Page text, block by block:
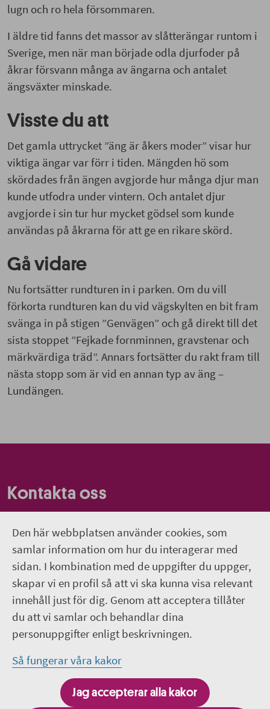
Den här webbplatsen använder cookies, som
samlar information om hur du interagerar med
sidan. I kombination med de uppgifter du uppger,
skapar vi en profil så att vi ska kunna visa relevant
innehåll just för dig. Genom att acceptera tillåter
du att vi samlar och behandlar dina
personuppgifter enligt beskrivningen.
Så fungerar våra kakor
Jag accepterar alla kakor
Visste du att
Det gamla uttrycket”äng är åkers moder” visar
hur viktiga ängar var förr i tiden.Mängden hö som
skördadesfrån ängenavgjorde hur många djur
man kundeutfodra under vintern. Och antalet djur
avgjorde
i sin tur hur mycket gödsel som kunde
användas på åkrarna
Gå vidare
Nu fortsätter rundturen in i parken .Om du vill
förkorta rundturen kan duvid vägskylten en bit
fram svänga in på stigen”Genvägen”och gå direkt
tilldet sista stoppet ”Fejkade fornminnen,
gravstenar och märkvärdiga träd”
fortsätter du rakt fram till nästa stopp
en annan typ av äng – Lundängen.
lugn och ro hela försommaren.
I äldre tid fanns det massor av slåtterängar runtom i
Sverige, men när man började odla djurfoder på
åkrar försvann många av ängarna och antalet
ängsväxter minskade.
Visste du att
Det gamla uttrycket ”äng är åkers moder” visar hur
viktiga ängar var förr i tiden. Mängden hö som
skördadesfrån ängen avgjorde hur många djur man
kunde utfodra under vintern. Och antalet djur
avgjorde i sin tur hur mycket gödsel som kunde
användas på åkrarna för att ge en rikare skörd.
Gå vidare
Nu fortsätter rundturen in i parken. Om du vill
förkorta rundturen kan du vid vägskylten en bit fram
svänga in på stigen ”Genvägen” och gå direkt till det
sista stoppet ”Fejkade fornminnen, gravstenar och
märkvärdiga träd”. Annars fortsätter du rakt fram till
nästa stopp som är vid en annan typ av äng –
Lundängen.
Kontakta oss
Hitta till Wiks slott
018-611 66 60
wiks.slott@regionuppsala.se
Följ oss på sociala medier
Följ oss på Facebook
Följ oss på Instagram